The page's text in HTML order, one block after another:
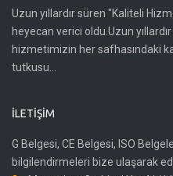
Uzun yıllardır süren "Kaliteli
heyecan verici oldu.Uzun
hizmetimizin her safhasındaki
tutkusu...
İLETIŞIM
G Belgesi, CE Belgesi, ISO
bilgilendirmeleri bize ulaşarak